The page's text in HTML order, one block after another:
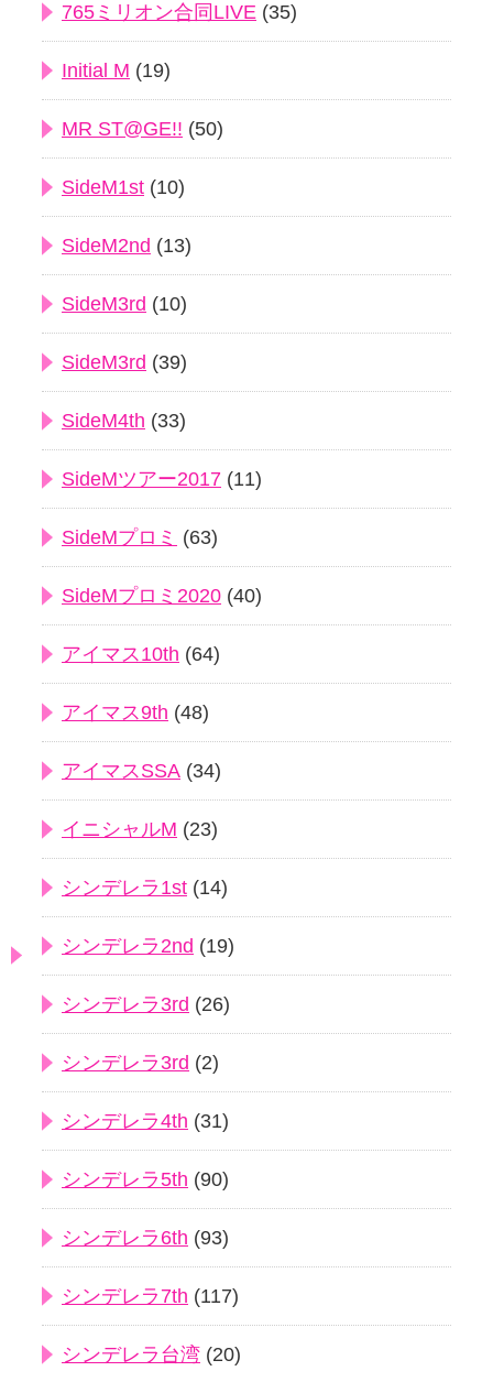
765ミリオン合同LIVE (35)
Initial M (19)
MR ST@GE!! (50)
SideM1st (10)
SideM2nd (13)
SideM3rd (10)
SideM3rd (39)
SideM4th (33)
SideMツアー2017 (11)
SideMプロミ (63)
SideMプロミ2020 (40)
アイマス10th (64)
アイマス9th (48)
アイマスSSA (34)
イニシャルM (23)
シンデレラ1st (14)
シンデレラ2nd (19)
シンデレラ3rd (26)
シンデレラ3rd (2)
シンデレラ4th (31)
シンデレラ5th (90)
シンデレラ6th (93)
シンデレラ7th (117)
シンデレラ台湾 (20)